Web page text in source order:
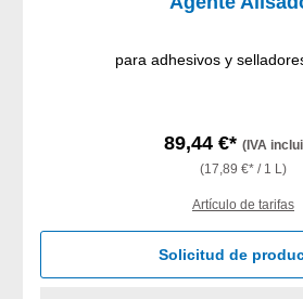
para adhesivos y
89,44 €* (IVA
(17,89 €* / 1 L)
Artículo de tarifas
Solicitud de